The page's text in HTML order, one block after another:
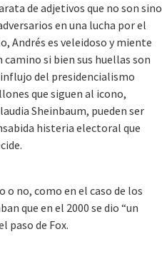
de adjetivos que no son sino
en una lucha por el
Andrés es veleidoso y miente
si bien sus huellas son
del presidencialismo
que siguen al icono,
Sheinbaum, pueden ser
histeria electoral que
o no, como en el caso de los
que en el 2000 se dio “un
paso de Fox.